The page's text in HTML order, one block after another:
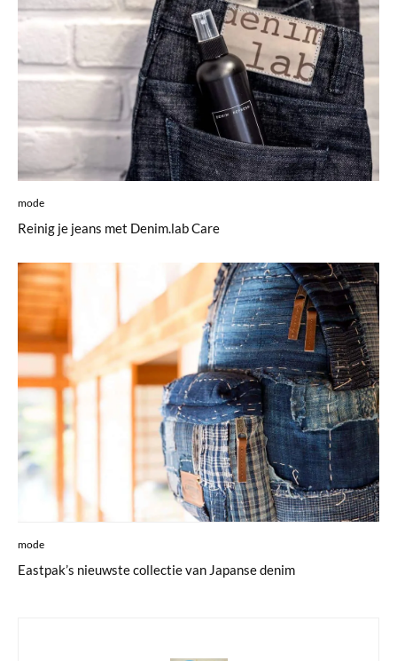
mode
Reinig je jeans met Denim.lab Care
mode
Eastpak’s nieuwste collectie van Japanse denim